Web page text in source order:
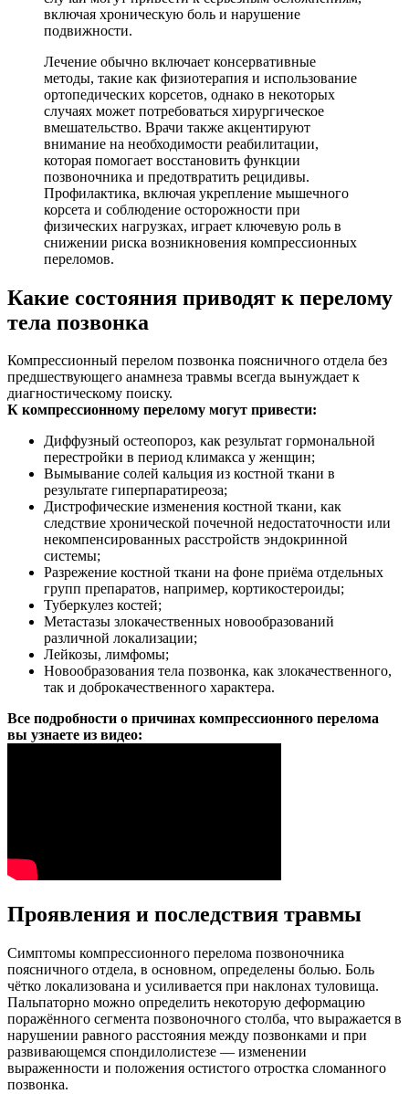
включая хроническую боль и нарушение
подвижности.
Лечение обычно включает консервативные
методы, такие как физиотерапия и использование
ортопедических корсетов, однако в некоторых
случаях может потребоваться хирургическое
вмешательство. Врачи также акцентируют
внимание на необходимости реабилитации,
которая помогает восстановить функции
позвоночника и предотвратить рецидивы.
Профилактика, включая укрепление мышечного
корсета и соблюдение осторожности при
физических нагрузках, играет ключевую роль в
снижении риска возникновения компрессионных
переломов.
Какие состояния приводят к перелому
тела позвонка
Компрессионный перелом позвонка поясничного отдела без
предшествующего анамнеза травмы всегда вынуждает к
диагностическому поиску.
К компрессионному перелому могут привести:
Диффузный остеопороз, как результат гормональной
перестройки в период климакса у женщин;
Вымывание солей кальция из костной ткани в
результате гиперпаратиреоза;
Дистрофические изменения костной ткани, как
следствие хронической почечной недостаточности или
некомпенсированных расстройств эндокринной
системы;
Разрежение костной ткани на фоне приёма отдельных
групп препаратов, например, кортикостероиды;
Туберкулез костей;
Метастазы злокачественных новообразований
различной локализации;
Лейкозы, лимфомы;
Новообразования тела позвонка, как злокачественного,
так и доброкачественного характера.
Все подробности о причинах компрессионного перелома
вы узнаете из видео:
Проявления и последствия травмы
Симптомы компрессионного перелома позвоночника
поясничного отдела, в основном, определены болью. Боль
чётко локализована и усиливается при наклонах туловища.
Пальпаторно можно определить некоторую деформацию
поражённого сегмента позвоночного столба, что выражается в
нарушении равного расстояния между позвонками и при
развивающемся спондилолистезе — изменении
выраженности и положения остистого отростка сломанного
позвонка.